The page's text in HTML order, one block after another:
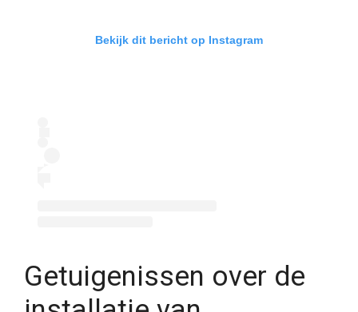
Bekijk dit bericht op Instagram
Getuigenissen over de